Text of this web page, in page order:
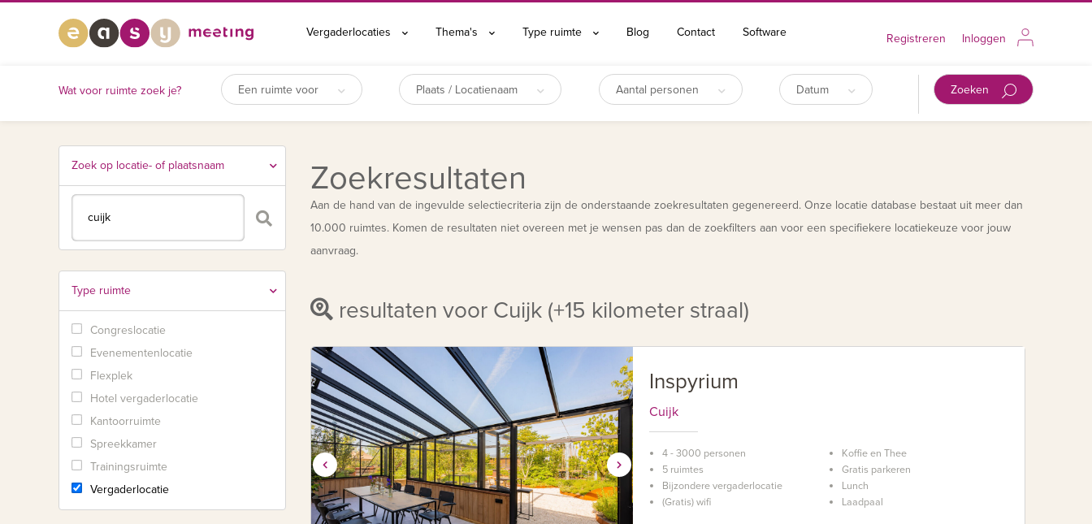
Vergaderlocaties Thema's Type ruimte Blog Contact Software Registreren Inloggen
Wat voor ruimte zoek je? Een ruimte voor Plaats / Locatienaam Aantal personen Datum Zoeken
Zoek op locatie- of plaatsnaam
Type ruimte
Congreslocatie
Evenementenlocatie
Flexplek
Hotel vergaderlocatie
Kantoorruimte
Spreekkamer
Trainingsruimte
Vergaderlocatie
Zoekresultaten
Aan de hand van de ingevulde selectiecriteria zijn de onderstaande zoekresultaten gegenereerd. Onze locatie database bestaat uit meer dan
10.000 ruimtes. Komen de resultaten niet overeen met je wensen pas dan de zoekfilters aan voor een specifiekere locatiekeuze voor jouw
aanvraag.
resultaten voor Cuijk (+15 kilometer straal)
Inspyrium
Cuijk
4 - 3000 personen
5 ruimtes
Bijzondere vergaderlocatie
(Gratis) wifi
Koffie en Thee
Gratis parkeren
Lunch
Laadpaal